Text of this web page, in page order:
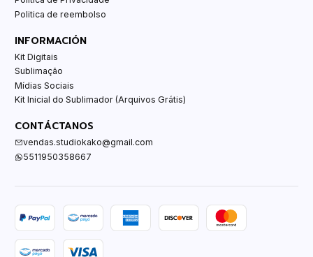
Politica de reembolso
INFORMACIÓN
Kit Digitais
Sublimação
Mídias Sociais
Kit Inicial do Sublimador (Arquivos Grátis)
CONTÁCTANOS
vendas.studiokako@gmail.com
5511950358667